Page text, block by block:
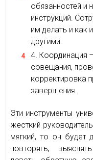
обязанностей и
инструкций.
им делать и как
другими.
Координация
совещания,
корректировка
завершения.
Эти инструменты
жесткий
мягкий, то он будет
повторять,